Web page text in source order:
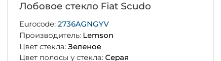
Лобовое стекло Fiat Scudo
Eurocode: 2736AGNGYV
Производитель: Lemson
Цвет стекла: Зеленое
Цвет полосы у стекла: Серая